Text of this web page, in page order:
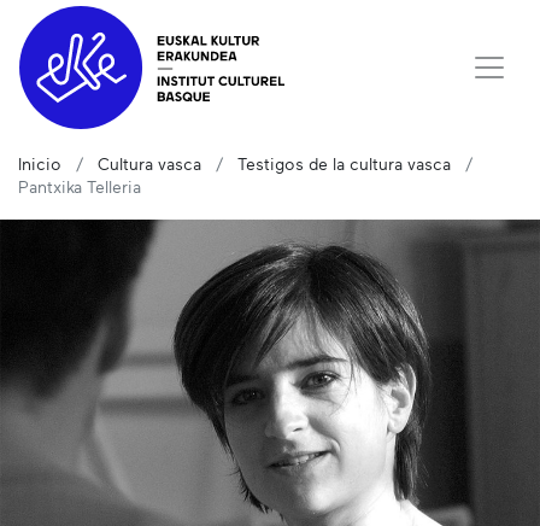
Inicio Cultura vasca
Testigos de la cultura vasca
Pantxika Telleria